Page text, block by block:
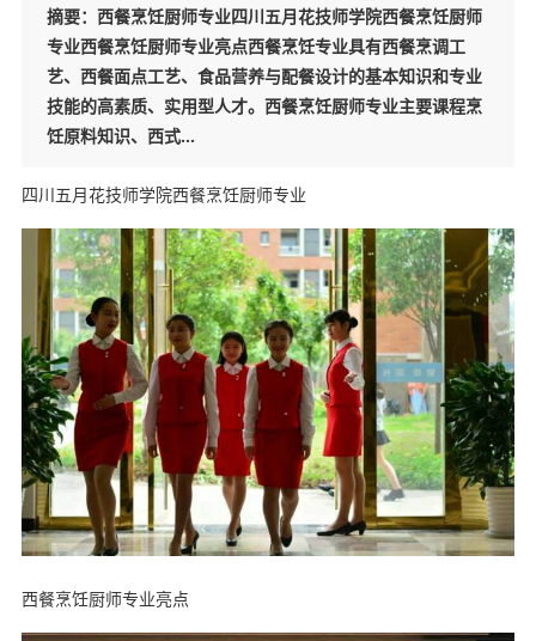
摘要：西餐烹饪厨师专业四川五月花技师学院西餐烹饪厨师
专业西餐烹饪厨师专业亮点西餐烹饪专业具有西餐烹调工
艺、西餐面点工艺、食品营养与配餐设计的基本知识和专业
技能的高素质、实用型人才。西餐烹饪厨师专业主要课程烹
饪原料知识、西式...
四川五月花技师学院西餐烹饪厨师专业
西餐烹饪厨师专业亮点